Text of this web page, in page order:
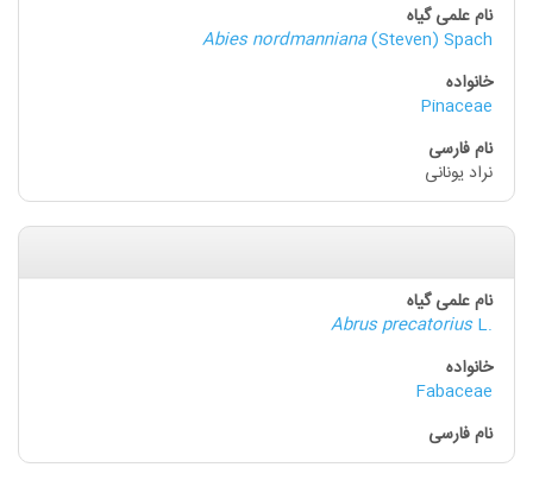
Abies nordmanniana(Steven) Spach
Pinaceae
نراد یونانی
Abrus precatoriusL.
Fabaceae